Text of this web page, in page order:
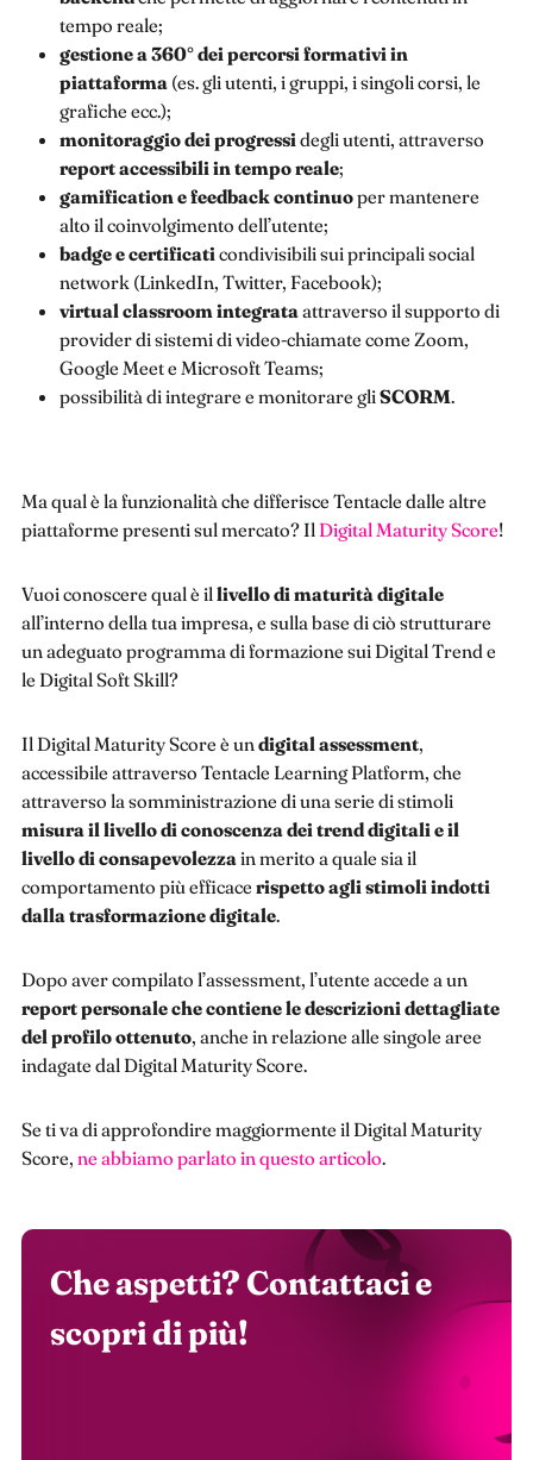
tempo reale;
gestione a 360° dei percorsi formativi in
piattaforma (es. gli utenti, i gruppi, i singoli corsi, le
grafiche ecc.);
monitoraggio dei progressidegli utenti, attraverso
report accessibili in tempo reale;
gamification e feedback continuoper mantenere
alto il coinvolgimento dell’utente;
badge e certificaticondivisibili sui principali social
network (LinkedIn, Twitter, Facebook);
virtual classroom integrataattraverso il supporto di
provider di sistemi di video-chiamate come Zoom,
Google Meet e Microsoft Teams;
possibilità di integrare e monitorare gliSCORM.
Ma qual è la funzionalità che differisce Tentacle dalle altre
piattaforme presenti sul mercato? IlDigital Maturity Score!
Vuoi conoscere qual è illivello di maturità digitale
all’interno della tua impresa, e sulla base di ciò strutturare
un adeguato programma di formazione sui Digital Trend e
le Digital Soft Skill?
Il Digital Maturity Score è undigital assessment,
accessibile attraverso Tentacle Learning Platform, che
attraverso la somministrazione di una serie di stimoli
misura il livello di conoscenza dei trend digitali e il
livello di consapevolezzain merito a quale sia il
comportamento più efficace rispetto agli stimoli indotti
dalla trasformazione digitale.
Dopo aver compilato l’assessment, l’utente accede a un
report personale che contiene le descrizioni dettagliate
del profilo ottenuto, anche in relazione alle singole aree
indagate dal Digital Maturity Score.
Se ti va di approfondire maggiormente il Digital Maturity
Score, ne abbiamo parlato in questo articolo.
Che aspetti? Contattaci e
scopri di più!